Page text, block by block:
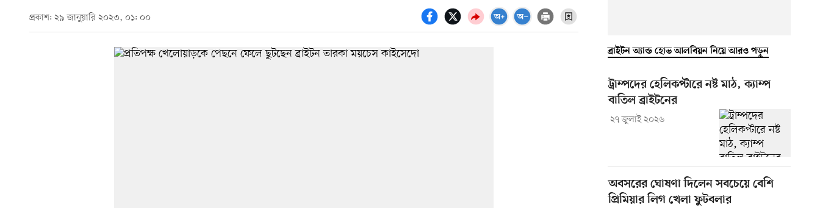
প্রকাশ: ২৯ জানুয়ারি ২০২৩, ০১: ০০
ব্রাইটন অ্যান্ড হোভ আলবিয়ন নিয়ে আরও পড়ুন
ট্রাম্পদের হেলিকপ্টারে নষ্ট মাঠ, ক্যাম্প
বাতিল ব্রাইটনের
২৭ জুলাই ২০২৬
অবসরের ঘোষণা দিলেন সবচেয়ে বেশি
প্রিমিয়ার লিগ খেলা ফুটবলার